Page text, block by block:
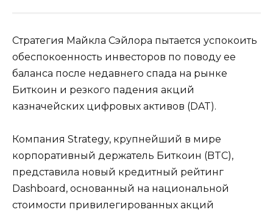
Стратегия Майкла Сэйлора пытается успокоить
обеспокоенность инвесторов по поводу ее
баланса после недавнего спада на рынке
Биткоин и резкого падения акций
казначейских цифровых активов (DAT).
Компания Strategy, крупнейший в мире
корпоративный держатель Биткоин (BTC),
представила новый кредитный рейтинг
Dashboard, основанный на национальной
стоимости привилегированных акций